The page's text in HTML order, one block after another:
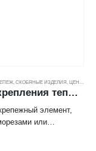
СКОБЯНЫЕ ИЗДЕЛИЯ ЦЕНОВЫЕ ГРУППЫ
Шайба АКСИОМА "Рондоль" д/крепления теплоизоляции (100шт)
элемент,
или
— матов и
и т. п.